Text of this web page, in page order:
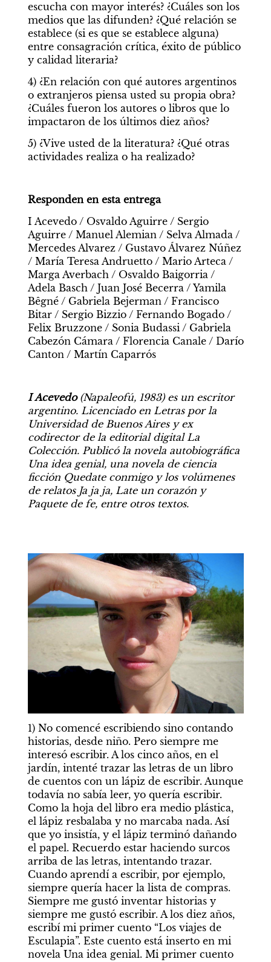
escucha con mayor interés? ¿Cuáles son los
medios que las difunden? ¿Qué relación se
establece (si es que se establece alguna)
entre consagración crítica, éxito de público
y calidad literaria?
4) ¿En relación con qué autores argentinos
o extranjeros piensa usted su propia obra?
¿Cuáles fueron los autores o libros que lo
impactaron de los últimos diez años?
5) ¿Vive usted de la literatura? ¿Qué otras
actividades realiza o ha realizado?
Responden en esta entrega
I Acevedo / Osvaldo Aguirre / Sergio
Aguirre / Manuel Alemian / Selva Almada /
Mercedes Alvarez / Gustavo Álvarez Núñez
/ María Teresa Andruetto / Mario Arteca /
Marga Averbach / Osvaldo Baigorria /
Adela Basch / Juan José Becerra / Yamila
Bêgné / Gabriela Bejerman / Francisco
Bitar / Sergio Bizzio / Fernando Bogado /
Felix Bruzzone / Sonia Budassi / Gabriela
Cabezón Cámara / Florencia Canale / Darío
Canton / Martín Caparrós
I Acevedo (Napaleofú, 1983) es un escritor
argentino. Licenciado en Letras por la
Universidad de Buenos Aires y ex
codirector de la editorial digital La
Colección. Publicó la novela autobiográfica
Una idea genial, una novela de ciencia
ficción Quedate conmigo y los volúmenes
de relatos Ja ja ja, Late un corazón y
Paquete de fe, entre otros textos.
1) No comencé escribiendo sino contando
historias, desde niño. Pero siempre me
interesó escribir. A los cinco años, en el
jardín, intenté trazar las letras de un libro
de cuentos con un lápiz de escribir. Aunque
todavía no sabía leer, yo quería escribir.
Como la hoja del libro era medio plástica,
el lápiz resbalaba y no marcaba nada. Así
que yo insistía, y el lápiz terminó dañando
el papel. Recuerdo estar haciendo surcos
arriba de las letras, intentando trazar.
Cuando aprendí a escribir, por ejemplo,
siempre quería hacer la lista de compras.
Siempre me gustó inventar historias y
siempre me gustó escribir. A los diez años,
escribí mi primer cuento “Los viajes de
Esculapia”. Este cuento está inserto en mi
novela Una idea genial. Mi primer cuento